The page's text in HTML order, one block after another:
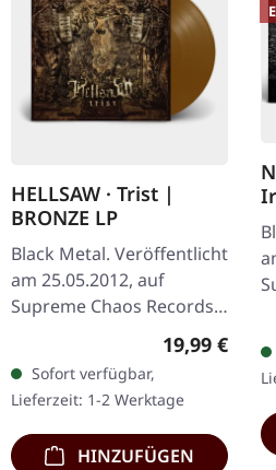
HELLSAW · Trist |
BRONZE LP
Black Metal. Veröffentlicht
am 25.05.2012, auf
Supreme Chaos Records.
Schweres transparent
bronze farbenes Vinyl im
Gatefold-Cover mit
exklusivem…
Regulärer
19,99 €
Sofort verfügbar,
Lieferzeit: 1-2 Werktage
HINZUFÜGEN